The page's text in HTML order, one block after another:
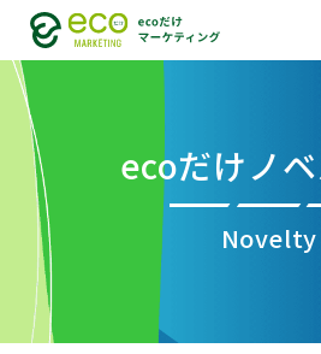
ecoだけノベ
Novelty